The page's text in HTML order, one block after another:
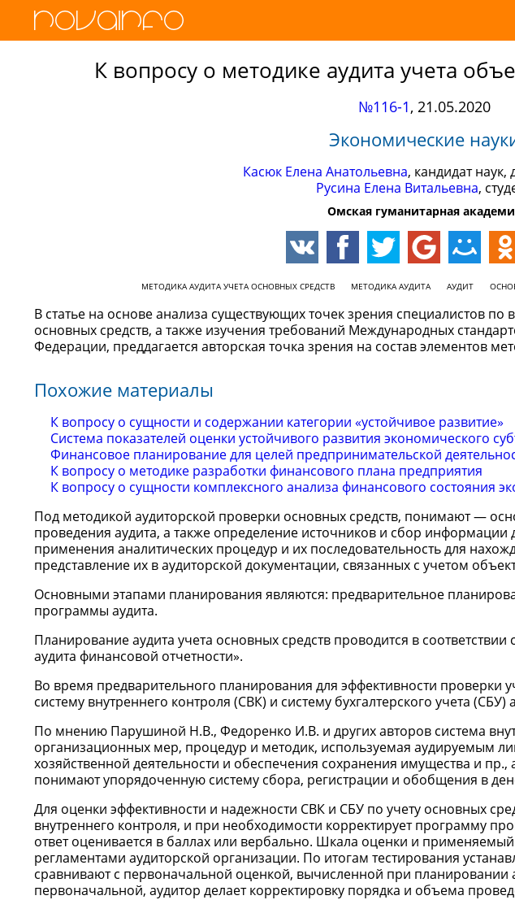
К вопросу о методике аудита учета
№116-1, 21.05.2020
Экономические
Касюк Елена Анатольевна, кандидат наук,
Русина Елена Витальевна,
Омская гуманитарная
МЕТОДИКА АУДИТА УЧЕТА ОСНОВНЫХ СРЕДСТВ МЕТОДИКА АУДИТА АУДИТ
В статье на основе анализа существующих точек зрения специалистов по
основных средств, а также изучения требований Международных
Федерации, преддагается авторская точка зрения на состав элементов
Похожие материалы
К вопросу о сущности и содержании категории «устойчивое развитие»
Система показателей оценки устойчивого развития экономического
Финансовое планирование для целей предпринимательской
К вопросу о методике разработки финансового плана предприятия
К вопросу о сущности комплексного анализа финансового состояния
Под методикой аудиторской проверки основных средств, понимают —
проведения аудита, а также определение источников и сбор информации
применения аналитических процедур и их последовательность для
представление их в аудиторской документации, связанных с учетом
Основными этапами планирования являются: предварительное
программы аудита.
Планирование аудита учета основных средств проводится в
аудита финансовой отчетности».
Во время предварительного планирования для эффективности проверки
систему внутреннего контроля (СВК) и систему бухгалтерского учета (СБУ)
По мнению Парушиной Н.В., Федоренко И.В. и других авторов система
организационных мер, процедур и методик, используемая аудируемым
хозяйственной деятельности и обеспечения сохранения имущества и пр.,
понимают упорядоченную систему сбора, регистрации и обобщения в
Для оценки эффективности и надежности СВК и СБУ по учету основных
внутреннего контроля, и при необходимости корректирует программу
ответ оценивается в баллах или вербально. Шкала оценки и
регламентами аудиторской организации. По итогам тестирования
сравнивают с первоначальной оценкой, вычисленной при планировании
первоначальной, аудитор делает корректировку порядка и объема